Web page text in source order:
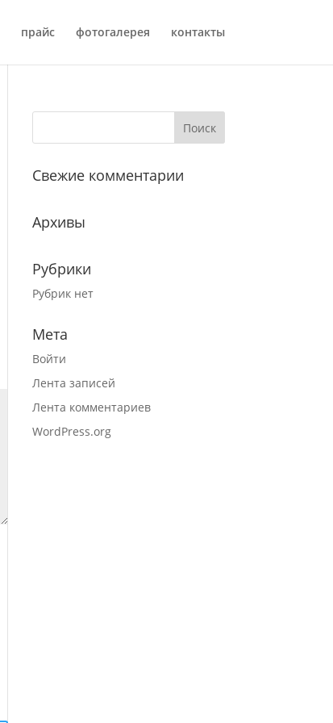
прайс фотогалерея контакты
Свежие комментарии
Архивы
Рубрики
Рубрик нет
Мета
Войти
Лента записей
Лента комментариев
WordPress.org